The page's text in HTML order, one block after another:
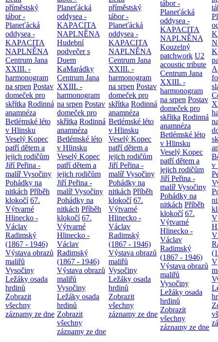
příměstský
tábor -
Planeťácká
oddysea -
KAPACITA
NAPLNĚNA
Centrum Jana
XXIII. -
harmonogram
na srpen Postav
domeček pro
skřítka Rodinná
anamnéza
Betlémské léto
v Hlinsku
Veselý Kopec
patří dětem a
jejich rodičům
Jiří Peřina -
malíř Vysočiny
Pohádky na
nitkách Příběh
klokočí 67.
Výtvarné
Hlinecko -
Václav
Radimský
(1867 - 1946)
Výstava obrazů
maliřů
Vysočiny
Ležáky osada
hrdinů
Zobrazit
všechny
záznamy ze dne
Planeťácká
oddysea -
KAPACITA
NAPLNĚNA
Hudební
podvečer s
Duem
KaMarádky
Centrum Jana
XXIII. -
harmonogram
na srpen Postav
domeček pro
skřítka Rodinná
anamnéza
Betlémské léto
v Hlinsku
Veselý Kopec
patří dětem a
jejich rodičům
Jiří Peřina -
malíř Vysočiny
Pohádky na
nitkách Příběh
klokočí 67.
Výtvarné
Hlinecko -
Václav
Radimský
(1867 - 1946)
Výstava obrazů
maliřů
Vysočiny
Ležáky osada
hrdinů
Zobrazit
všechny
záznamy ze dne
příměstský
tábor -
Planeťácká
oddysea -
KAPACITA
NAPLNĚNA
Centrum Jana
XXIII. -
harmonogram
na srpen Postav
domeček pro
skřítka Rodinná
anamnéza
Betlémské léto
v Hlinsku
Veselý Kopec
patří dětem a
jejich rodičům
Jiří Peřina -
malíř Vysočiny
Pohádky na
nitkách Příběh
klokočí 67.
Výtvarné
Hlinecko -
Václav
Radimský
(1867 - 1946)
Výstava obrazů
maliřů
Vysočiny
Ležáky osada
hrdinů
Zobrazit
všechny
záznamy ze dne
tábor -
Planeťácká
oddysea -
KAPACITA
NAPLNĚNA
Kouzelný
patchwork U2
acoustic tribute
Centrum Jana
XXIII. -
harmonogram
na srpen Postav
domeček pro
skřítka Rodinná
anamnéza
Betlémské léto
v Hlinsku
Veselý Kopec
patří dětem a
jejich rodičům
Jiří Peřina -
malíř Vysočiny
Pohádky na
nitkách Příběh
klokočí 67.
Výtvarné
Hlinecko -
Václav
Radimský
(1867 - 1946)
Výstava obrazů
maliřů
Vysočiny
Ležáky osada
hrdinů
Zobrazit
všechny
záznamy ze dne
v